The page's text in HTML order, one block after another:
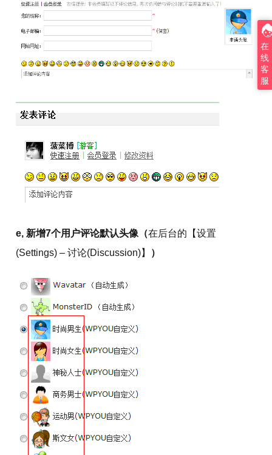
e, 新增7个用户评论默认头像（在后台的【设置
(Settings) – 讨论(Discussion)】
）
在
线
客
服